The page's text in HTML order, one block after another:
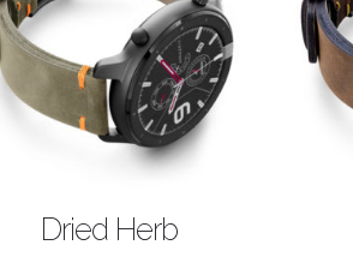
Dried Herb